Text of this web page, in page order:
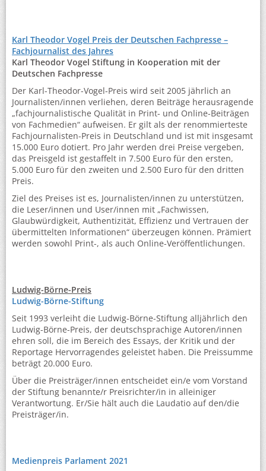
Karl Theodor Vogel Preis der Deutschen Fachpresse –
Fachjournalist des Jahres
Karl Theodor Vogel Stiftung in Kooperation mit der
Deutschen Fachpresse
Der Karl-Theodor-Vogel-Preis wird seit 2005 jährlich an
Journalisten/innen verliehen, deren Beiträge herausragende
„fachjournalistische Qualität in Print- und Online-Beiträgen
von Fachmedien“ aufweisen. Er gilt als der renommierteste
Fachjournalisten-Preis in Deutschland und ist mit insgesamt
15.000 Euro dotiert. Pro Jahr werden drei Preise vergeben,
das Preisgeld ist gestaffelt in 7.500 Euro für den ersten,
5.000 Euro für den zweiten und 2.500 Euro für den dritten
Preis.
Ziel des Preises ist es, Journalisten/innen zu unterstützen,
die Leser/innen und User/innen mit „Fachwissen,
Glaubwürdigkeit, Authentizität, Effizienz und Vertrauen der
übermittelten Informationen“ überzeugen können. Prämiert
werden sowohl Print-, als auch Online-Veröffentlichungen.
Ludwig-Börne-Preis
Ludwig-Börne-Stiftung
Seit 1993 verleiht die Ludwig-Börne-Stiftung alljährlich den
Ludwig-Börne-Preis, der deutschsprachige Autoren/innen
ehren soll, die im Bereich des Essays, der Kritik und der
Reportage Hervorragendes geleistet haben. Die Preissumme
beträgt 20.000 Euro.
Über die Preisträger/innen entscheidet ein/e vom Vorstand
der Stiftung benannte/r Preisrichter/in in alleiniger
Verantwortung. Er/Sie hält auch die Laudatio auf den/die
Preisträger/in.
Medienpreis Parlament 2021